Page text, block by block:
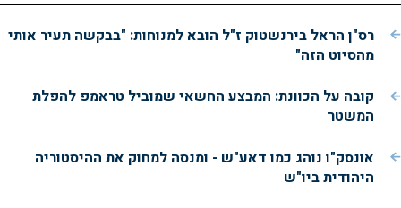
רס"ן הראל בירנשטוק ז"ל הובא למנוחות: "בבקשה תעיר אותי
מהסיוט הזה"
קובה על הכוונת: המבצע החשאי שמוביל טראמפ להפלת
המשטר
אונסק"ו נוהג כמו דאע"ש - ומנסה למחוק את ההיסטוריה
היהודית ביו"ש